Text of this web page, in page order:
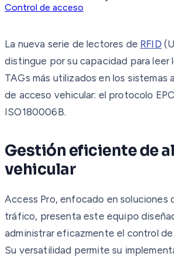
Control de acceso
La nueva serie de lectores de RFID
distingue por su capacidad para leer
TAGs más utilizados en los sistemas
de acceso vehicular: el protocolo
ISO180006B.
Gestión eficiente de
vehicular
Access Pro, enfocado en soluciones
tráfico, presenta este equipo
administrar eficazmente el control
Su versatilidad permite su